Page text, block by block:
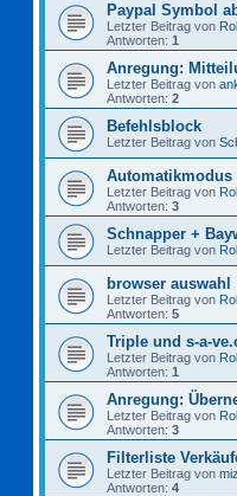
Paypal Symbol
Letzter Beitrag von
Antworten: 1
Anregung:
Letzter Beitrag von
Antworten: 2
Befehlsblock
Letzter Beitrag von
Automatikmodus
Letzter Beitrag von
Antworten: 3
Schnapper +
Letzter Beitrag von
browser auswahl
Letzter Beitrag von
Antworten: 5
Triple und s-a-
Letzter Beitrag von
Antworten: 1
Anregung:
Letzter Beitrag von
Antworten: 3
Filterliste
Letzter Beitrag von
Antworten: 4